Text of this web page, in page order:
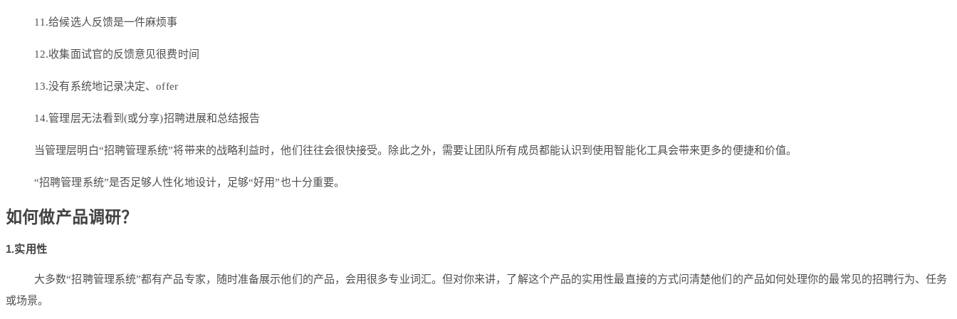
11.给候选人反馈是一件麻烦事
12.收集面试官的反馈意见很费时间
13.没有系统地记录决定、offer
14.管理层无法看到(或分享)招聘进展和总结报告
当管理层明白“招聘管理系统”将带来的战略利益时，他们往往会很快接受。除此之外，需要让团队所有成员都能认识到使用智能化工具会带来更多的便捷和价值。
“招聘管理系统”是否足够人性化地设计，足够“好用”也十分重要。
如何做产品调研？
1.实用性
大多数“招聘管理系统”都有产品专家，随时准备展示他们的产品，会用很多专业词汇。但对你来讲，了解这个产品的实用性最直接的方式问清楚他们的产品如何处理你的最常见的招聘行为、任务
或场景。